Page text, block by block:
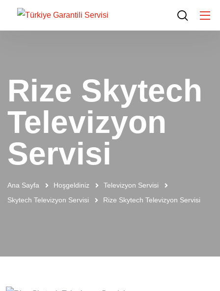
Rize Skytech
Televizyon
Servisi
Ana Sayfa Hoşgeldiniz
Televizyon Servisi
Skytech Televizyon Servisi
Rize Skytech Televizyon Servisi